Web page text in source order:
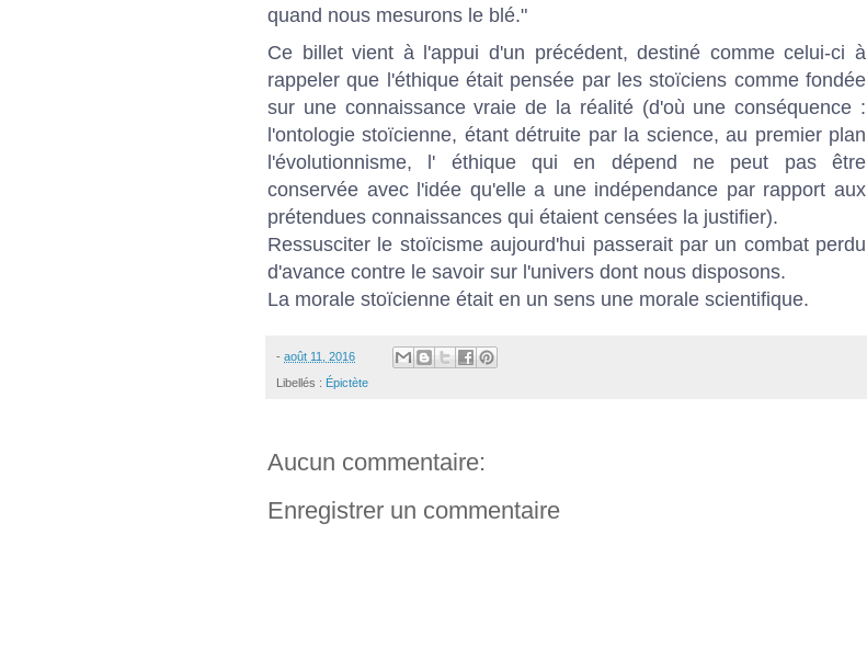
quand nous mesurons le blé."
Ce billet vient à l'appui d'un précédent, destiné comme celui-ci à
rappeler que l'éthique était pensée par les stoïciens comme fondée
sur une connaissance vraie de la réalité (d'où une conséquence :
l'ontologie stoïcienne, étant détruite par la science, au premier plan
l'évolutionnisme, l' éthique qui en dépend ne peut pas être
conservée avec l'idée qu'elle a une indépendance par rapport aux
prétendues connaissances qui étaient censées la justifier).
Ressusciter le stoïcisme aujourd'hui passerait par un combat perdu
d'avance contre le savoir sur l'univers dont nous disposons.
La morale stoïcienne était en un sens une morale scientifique.
- août 11, 2016
Libellés : Épictète
Aucun commentaire:
Enregistrer un commentaire